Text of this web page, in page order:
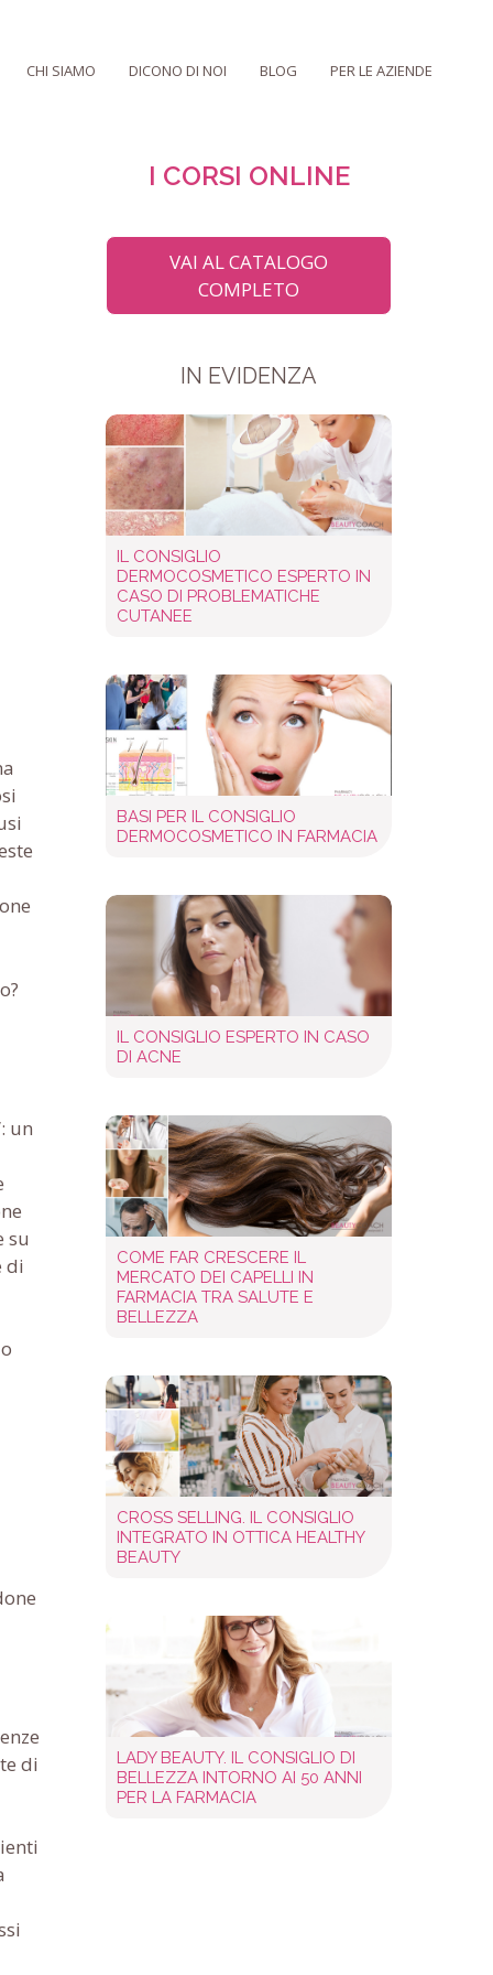
CHI SIAMO DICONO DI NOI BLOG PER LE AZIENDE
un
su
di
di
I CORSI ONLINE
VAI AL CATALOGO
COMPLETO
IN EVIDENZA
IL CONSIGLIO
DERMOCOSMETICO ESPERTO IN
CASO DI PROBLEMATICHE
CUTANEE
BASI PER IL CONSIGLIO
DERMOCOSMETICO IN FARMACIA
IL CONSIGLIO ESPERTO IN CASO
DI ACNE
COME FAR CRESCERE IL
MERCATO DEI CAPELLI IN
FARMACIA TRA SALUTE E
BELLEZZA
CROSS SELLING. IL CONSIGLIO
INTEGRATO IN OTTICA HEALTHY
BEAUTY
LADY BEAUTY. IL CONSIGLIO DI
BELLEZZA INTORNO AI 50 ANNI
PER LA FARMACIA